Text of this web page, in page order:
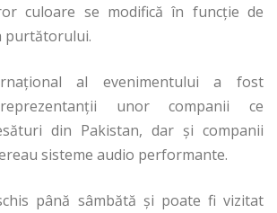
culoare se modifică în funcţie de
purtătorului.
al evenimentului a fost
unor companii ce
din Pakistan, dar şi companii
sisteme audio performante.
până sâmbătă şi poate fi vizitat